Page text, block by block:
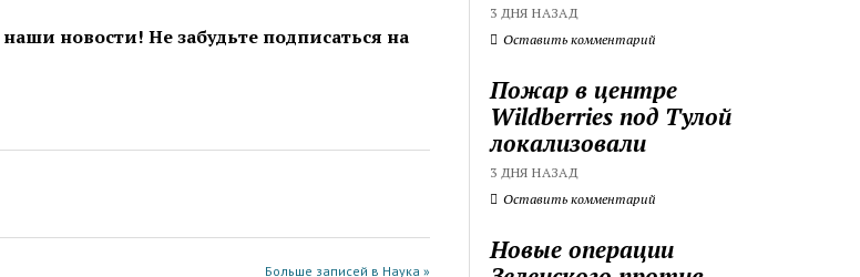
новости! Не забудьте подписаться на
Больше записей в Наука »
3 ДНЯ НАЗАД
Оставить комментарий
Пожар в центре
Wildberries под Тулой
локализовали
3 ДНЯ НАЗАД
Оставить комментарий
Новые операции